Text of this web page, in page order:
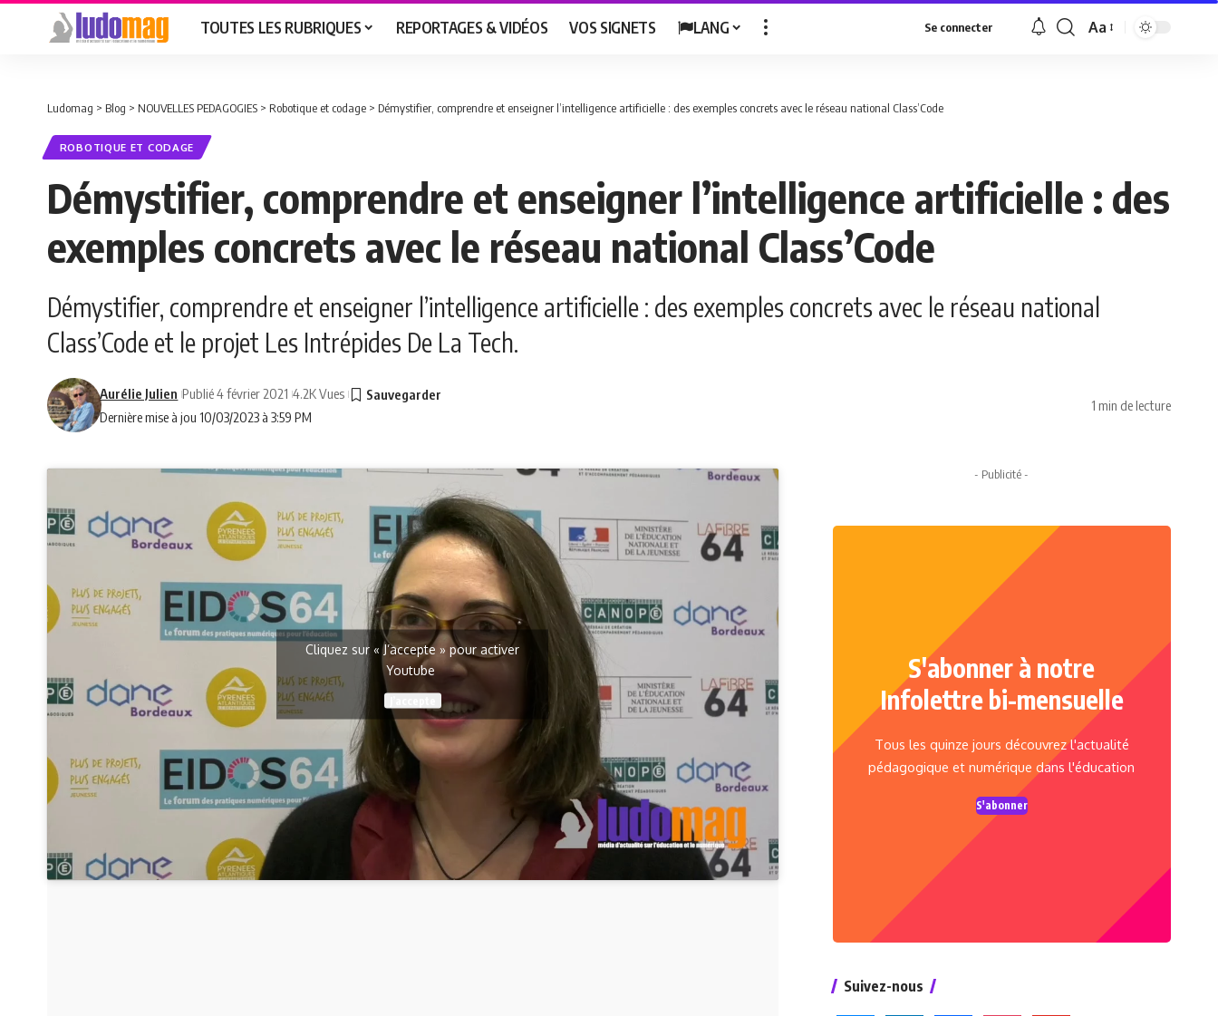
TOUTES LES RUBRIQUES REPORTAGES & VIDÉOS VOS SIGNETS LANG Se connecter
Font
Aa
Ludomag > Blog > NOUVELLES PEDAGOGIES > Robotique et codage > Démystifier, comprendre et enseigner l’intelligence artificielle : des exemples concrets avec le réseau national Class’Code
ROBOTIQUE ET CODAGE
Démystifier, comprendre et enseigner l’intelligence artificielle : des
exemples concrets avec le réseau national Class’Code
Démystifier, comprendre et enseigner l’intelligence artificielle : des exemples concrets avec le réseau national
Class’Code et le projet Les Intrépides De La Tech.
Dernière mise à jou 10/03/2023 à 3:59 PM
Aurélie Julien Publié 4 février 2021 4.2K Vues
1 min de lecture
Cliquez sur « J’accepte » pour activer
Youtube
- Publicité -
S'abonner à notre
Infolettre bi-mensuelle
Tous les quinze jours découvrez l'actualité
pédagogique et numérique dans l'éducation
S'abonner
Suivez-nous